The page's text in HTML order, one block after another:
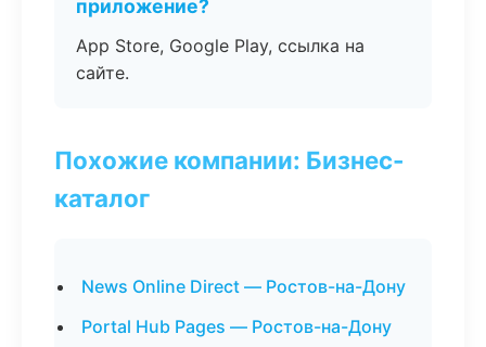
приложение?
App Store, Google Play, ссылка на
сайте.
Похожие компании: Бизнес-
каталог
News Online Direct — Ростов-на-Дону
Portal Hub Pages — Ростов-на-Дону